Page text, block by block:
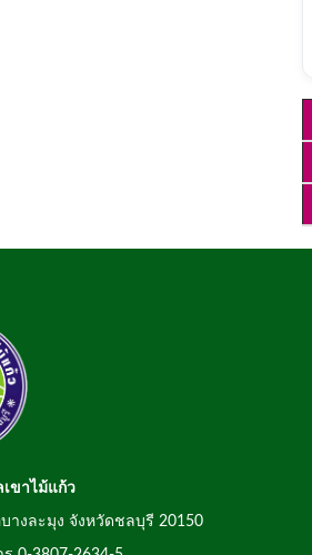
ขาไม้แก้ว
างละมุง จังหวัดชลบุรี 20150